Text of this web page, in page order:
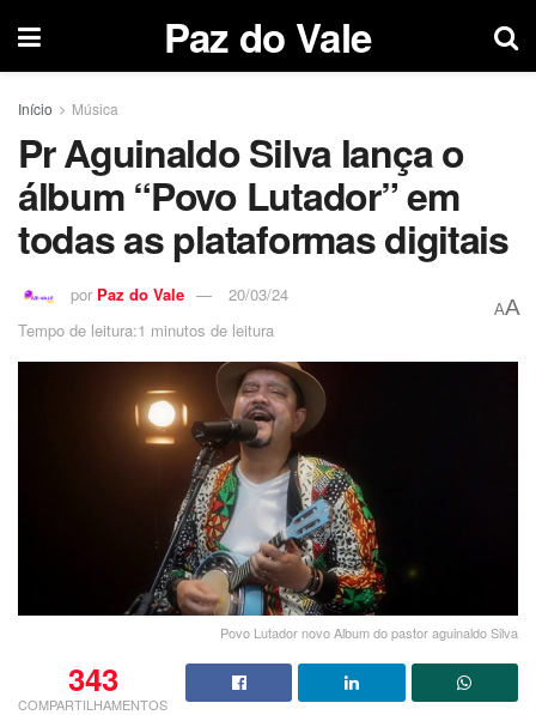
Paz do Vale
Início Música
Pr Aguinaldo Silva lança o
álbum “Povo Lutador” em
todas as plataformas digitais
por Paz do Vale
20/03/24
Tempo de leitura:1 minutos de leitura
AA
Povo Lutador novo Album do pastor aguinaldo Silva
343
COMPARTILHAMENTOS